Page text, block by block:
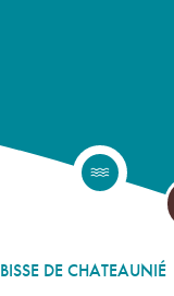
BISSE DE CHATEAUNIÉ